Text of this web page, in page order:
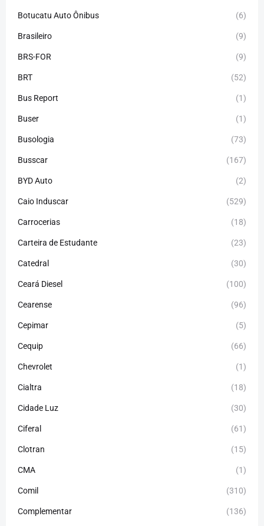
Botucatu Auto Ônibus (6)
Brasileiro (9)
BRS-FOR (9)
BRT (52)
Bus Report (1)
Buser (1)
Busologia (73)
Busscar (167)
BYD Auto (2)
Caio Induscar (529)
Carrocerias (18)
Carteira de Estudante (23)
Catedral (30)
Ceará Diesel (100)
Cearense (96)
Cepimar (5)
Cequip (66)
Chevrolet (1)
Cialtra (18)
Cidade Luz (30)
Ciferal (61)
Clotran (15)
CMA (1)
Comil (310)
Complementar (136)